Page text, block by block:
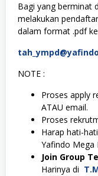
Bagi yang berminat
melakukan
dalam format .pdf
NOTE :
Proses apply
ATAU email.
Proses
Harap hati-
Yafindo Mega
Join Group
Harinya di